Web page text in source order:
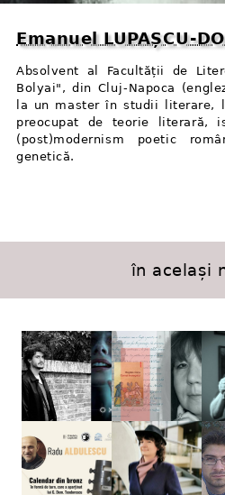
Emanuel LUPAȘCU⁠-⁠
Absolvent al Facultății de
Bolyai", din Cluj⁠-⁠Napoca
la un master în studii literare,
preocupat de teorie literară,
(post)modernism poetic
genetică.
în același